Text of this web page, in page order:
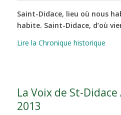
Saint-Didace, lieu où nous
habite. Saint-Didace, d’où
Lire la Chronique historique
La Voix de St-
2013